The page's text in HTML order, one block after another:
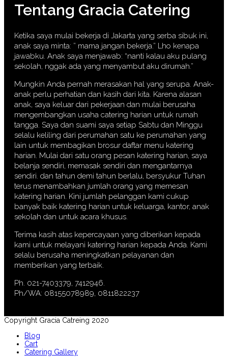
Tentang Gracia Catering
Ketika saya mulai bekerja di Jakarta yang serba sibuk ini,
anak saya minta: ” mama jangan bekerja.” Lho kenapa
jawabku. Anak saya menjawab: “nanti kalau aku pulang
sekolah, nggak ada yang menyambut aku dirumah.”
Mungkin Anda pernah merasakan hal yang serupa. Anak-
anak perlu perhatian dan kasih dari kita. Karena alasan
anak, saya keluar dari pekerjaan dan mulai berusaha
mengembangkan usaha catering harian untuk rumah
tangga. Saya dan suami saya setiap Sabtu dan Minggu
selalu keliling dari perumahan satu ke perumahan yang
lain untuk membagikan brosur daftar menu katering
harian. Mulai dari satu orang pesan katering harian, saya
belanja sendiri, memasak sendiri dan mengantarnya
sendiri. dan tahun demi tahun berlalu, bersyukur Tuhan
terus menambahkan jumlah orang yang memesan
katering harian. Kini jumlah pelanggan kami cukup
banyak baik katering harian untuk keluarga, kantor, anak
sekolah dan untuk acara khusus.
Terima kasih atas kepercayaan yang diberikan kepada
kami untuk melayani katering harian kepada Anda. Kami
selalu berusaha meningkatkan pelayanan dan
memberikan yang terbaik.
Ph. 021-7403379, 7412946.
Ph/WA: 08155078989, 0811822237
Copyright Gracia Catreing 2020
Blog
Cart
Catering Gallery